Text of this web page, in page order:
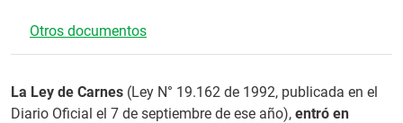
Otros documentos
La Ley de Carnes (Ley N° 19.162 de 1992, publicada en el
Diario Oficial el 7 de septiembre de ese año), entró en